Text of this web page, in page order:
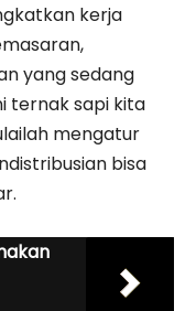
kerja
yang sedang
ternak sapi kita
mengatur
bisa